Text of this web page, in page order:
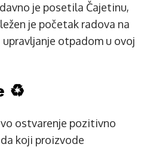
je posetila Čajetinu,
je početak radova na
otpadom u ovoj
♻️
ostvarenje pozitivno
koji proizvode